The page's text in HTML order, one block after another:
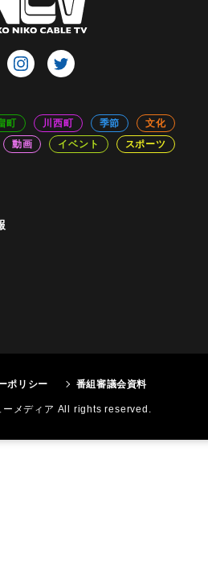
町 川西町 季節
文化
動画 イベント
スポーツ
ポリシー 番組審議会資料
メディア All rights reserved.